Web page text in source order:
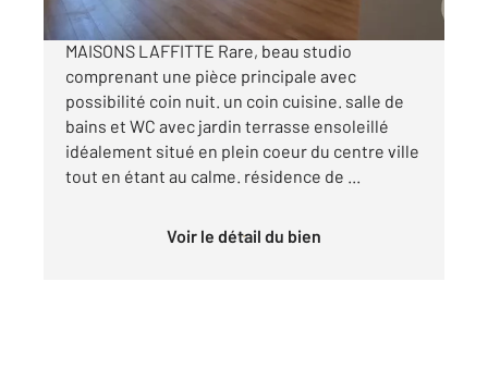
MAISONS LAFFITTE Rare, beau studio
comprenant une pièce principale avec
possibilité coin nuit. un coin cuisine. salle de
bains et WC avec jardin terrasse ensoleillé
idéalement situé en plein coeur du centre ville
tout en étant au calme. résidence de ...
Voir le détail du bien